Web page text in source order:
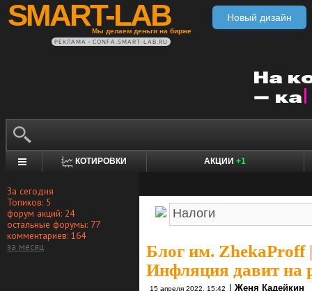
SMART-LAB
Мы делаем деньги на бирже
Новый дизайн
РЕКЛАМА • CONFA.SMART-LAB.RU
КОТИРОВКИ АКЦИИ +1
За сегодня
Топиков: 5
форум акций: 24
остальные форумы: 77
комментариев: 164
за месяц
Блог им. ZhekaProff|
Инфляция давит на
15 апреля 2022, 15:42 Женя Кадейкин